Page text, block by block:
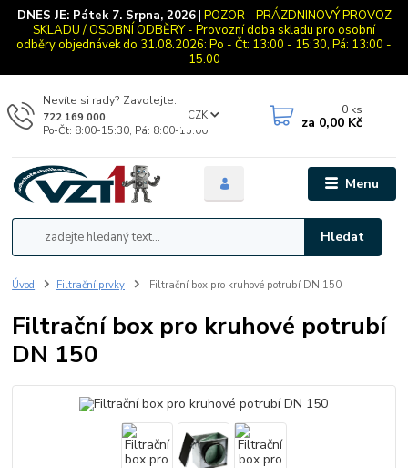
DNES JE: Pátek 7. Srpna, 2026| POZOR - PRÁZDNINOVÝ PROVOZ
SKLADU / OSOBNÍ ODBĚRY - Provozní doba skladu pro osobní
odběry objednávek do 31.08.2026: Po - Čt: 13:00 - 15:30, Pá: 13:00 -
15:00
Menu
CZK
Hledat
Nevíte si rady? Zavolejte.
722 169 000
Po-Čt: 8:00-15:30, Pá: 8:00-15:00
0 ks
za 0,00 Kč
Úvod Filtrační prvky Filtrační box pro kruhové potrubí DN 150
Filtrační box pro kruhové potrubí
DN 150